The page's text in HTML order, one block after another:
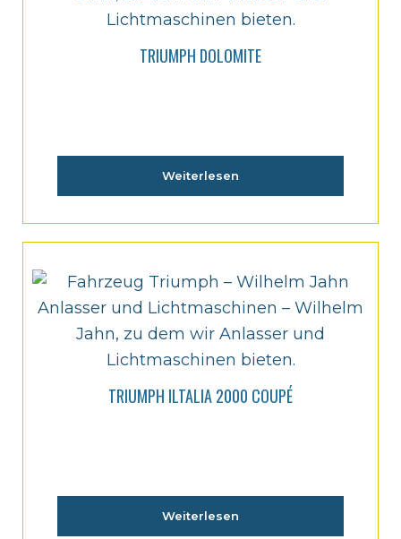
TRIUMPH DOLOMITE
Weiterlesen
TRIUMPH ILTALIA 2000 COUPÉ
Weiterlesen